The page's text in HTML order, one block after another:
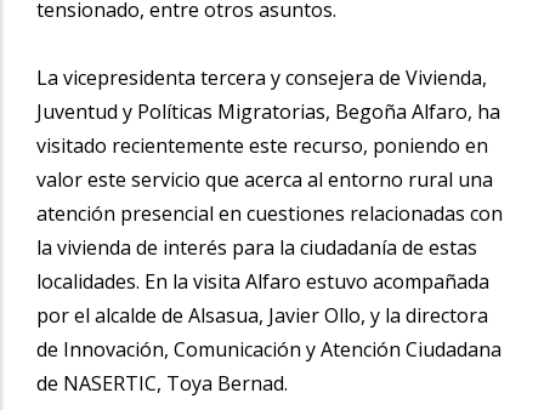
tensionado, entre otros asuntos.
La vicepresidenta tercera y consejera de Vivienda,
Juventud y Políticas Migratorias, Begoña Alfaro, ha
visitado recientemente este recurso, poniendo en
valor este servicio que acerca al entorno rural una
atención presencial en cuestiones relacionadas con
la vivienda de interés para la ciudadanía de estas
localidades. En la visita Alfaro estuvo acompañada
por el alcalde de Alsasua, Javier Ollo, y la directora
de Innovación, Comunicación y Atención Ciudadana
de NASERTIC, Toya Bernad.